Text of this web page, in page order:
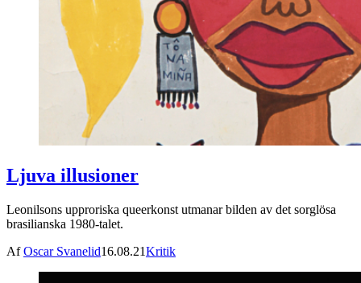
Ljuva illusioner
Leonilsons upproriska queerkonst utmanar bilden av det sorglösa
brasilianska 1980-talet.
AfOscar Svanelid16.08.21Kritik